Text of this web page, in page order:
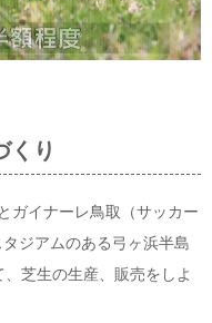
くり
ガイナーレ鳥取（サッカー
ジアムのある弓ヶ浜半島
芝生の生産、販売をしよ